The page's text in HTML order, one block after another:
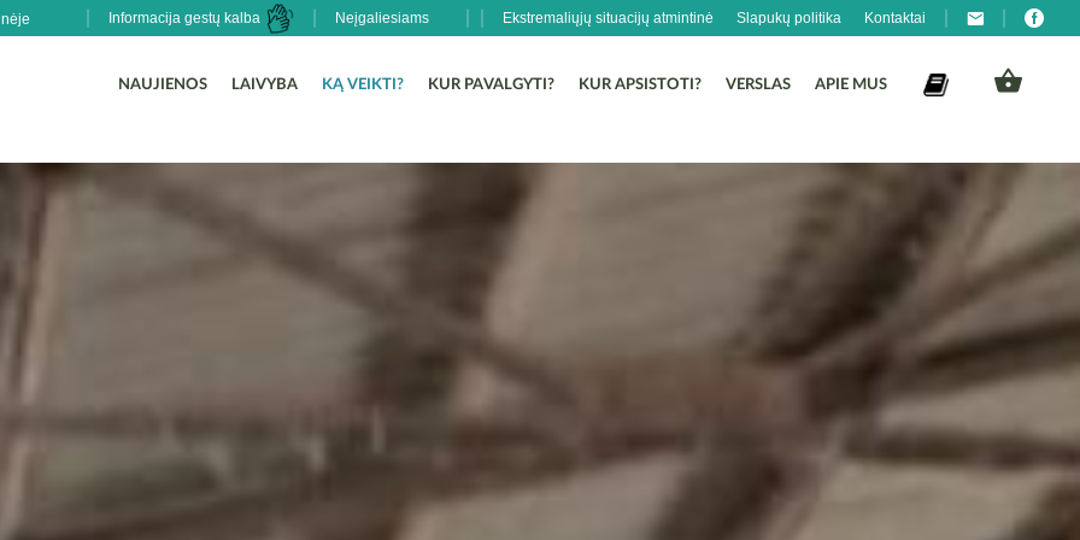
Ekstremaliųjų situacijų atmintinė Slapukų politika Kontaktai
Neįgaliesiams
Informacija gestų kalba
NAUJIENOS LAIVYBA KĄ VEIKTI? KUR PAVALGYTI? KUR APSISTOTI? VERSLAS APIE MUS